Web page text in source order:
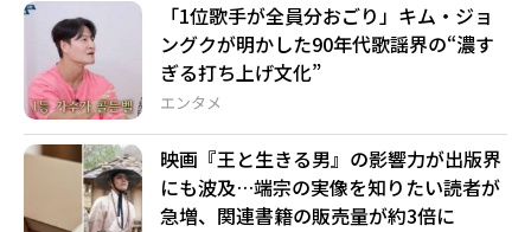
エンタメ
「1位歌手が全員分おごり」キム・ジョ
ングクが明かした90年代歌謡界の“濃す
ぎる打ち上げ文化”
映画『王と生きる男』の影響力が出版界
にも波及…端宗の実像を知りたい読者が
急増、関連書籍の販売量が約3倍に